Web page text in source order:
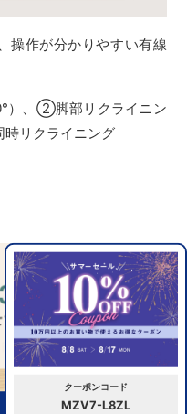
クーポンコード
MZV7-L8ZL
操作が分かりやすい有線
）、②脚部リクライニン
リクライニング